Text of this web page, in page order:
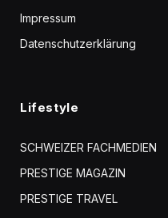
Impressum
Datenschutzerklärung
Lifestyle
SCHWEIZER FACHMEDIEN
PRESTIGE MAGAZIN
PRESTIGE TRAVEL